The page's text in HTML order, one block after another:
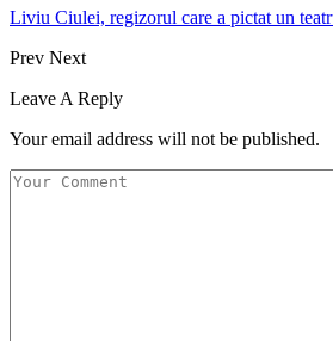
Liviu Ciulei, regizorul care a pictat un
Prev Next
Leave A Reply
Your email address will not be published.